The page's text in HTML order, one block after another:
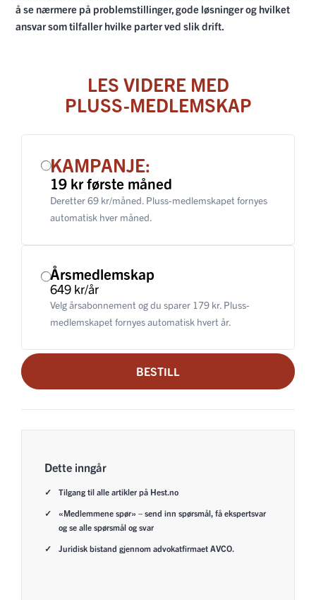
å se nærmere på problemstillinger, gode løsninger og hvilket
ansvar som tilfaller hvilke parter ved slik drift.
LES VIDERE MED
PLUSS-MEDLEMSKAP
KAMPANJE:
19 kr første måned
Deretter 69 kr/måned. Pluss-medlemskapet fornyes
automatisk hver måned.
Årsmedlemskap
649 kr/år
Velg årsabonnement og du sparer 179 kr. Pluss-
medlemskapet fornyes automatisk hvert år.
BESTILL
Dette inngår
Tilgang til alle artikler på Hest.no
«Medlemmene spør» – send inn spørsmål, få ekspertsvar
og se alle spørsmål og svar
Juridisk bistand gjennom advokatfirmaet AVCO.